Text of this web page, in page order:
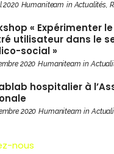
2020 Humaniteam in Actualités,
« Expérimenter
utilisateur dans le
social »
2020 Humaniteam in
hospitalier à
2020 Humaniteam in
nous